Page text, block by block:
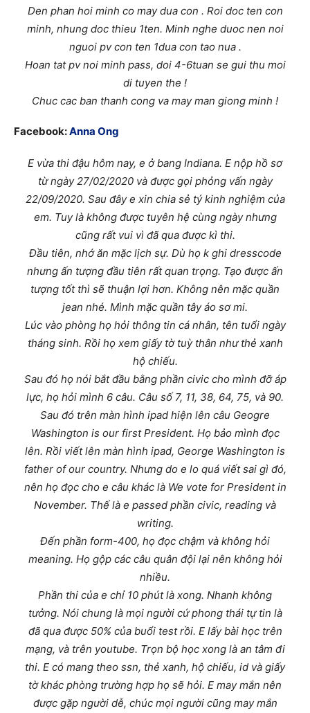
Den phan hoi minh co may dua con . Roi doc ten con
minh, nhung doc thieu 1ten. Minh nghe duoc nen noi
nguoi pv con ten 1dua con tao nua .
Hoan tat pv noi minh pass, doi 4-6tuan se gui thu moi
di tuyen the !
Chuc cac ban thanh cong va may man giong minh !
Facebook:Anna Ong
E vừa thi đậu hôm nay, e ở bang Indiana. E nộp hồ sơ
từ ngày 27/02/2020 và được gọi phỏng vấn ngày
22/09/2020. Sau đây e xin chia sẻ tý kinh nghiệm của
em. Tuy là không được tuyên hệ cùng ngày nhưng
cũng rất vui vì đã qua được kì thi.
Đầu tiên, nhớ ăn mặc lịch sự. Dù họ k ghi dresscode
nhưng ấn tượng đầu tiên rất quan trọng. Tạo được ấn
tượng tốt thì sẽ thuận lợi hơn. Không nên mặc quần
jean nhé. Mình mặc quần tây áo sơ mi.
Lúc vào phòng họ hỏi thông tin cá nhân, tên tuổi ngày
tháng sinh. Rồi họ xem giấy tờ tuỳ thân như thẻ xanh
hộ chiếu.
Sau đó họ nói bắt đầu bằng phần civic cho mình đỡ áp
lực, họ hỏi mình 6 câu. Câu số 7, 11, 38, 64, 75, và 90.
Sau đó trên màn hình ipad hiện lên câu Geogre
Washington is our first President. Họ bảo mình đọc
lên. Rồi viết lên màn hình ipad, George Washington is
father of our country. Nhưng do e lo quá viết sai gì đó,
nên họ đọc cho e câu khác là We vote for President in
November. Thế là e passed phần civic, reading và
writing.
Đến phần form-400, họ đọc chậm và không hỏi
meaning. Họ gộp các câu quân đội lại nên không hỏi
nhiều.
Phần thi của e chỉ 10 phút là xong. Nhanh không
tưởng. Nói chung là mọi người cứ phong thái tự tin là
đã qua được 50% của buổi test rồi. E lấy bài học trên
mạng, và trên youtube. Trọn bộ học xong là an tâm đi
thi. E có mang theo ssn, thẻ xanh, hộ chiếu, id và giấy
tờ khác phòng trường hợp họ sẽ hỏi. E may mắn nên
được gặp người dễ, chúc mọi người cũng may mắn